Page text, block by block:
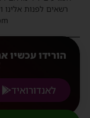
רשאים לפנות
הורידו עכשיו
לאנדורואיד